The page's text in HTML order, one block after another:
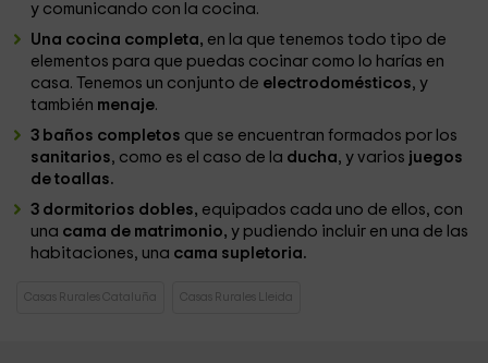
y comunicando con la cocina.
Una cocina completa, en la que tenemos todo tipo de
elementos para que puedas cocinar como lo harías en
casa. Tenemos un conjunto de electrodomésticos, y
también menaje.
3 baños completos que se encuentran formados por los
sanitarios, como es el caso de la ducha, y varios juegos
de toallas.
3 dormitorios dobles, equipados cada uno de ellos, con
una cama de matrimonio,y pudiendo incluir en una de las
habitaciones, una cama supletoria.
Casas Rurales Cataluña Casas Rurales Lleida